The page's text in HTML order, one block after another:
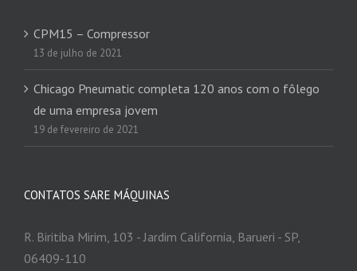
CPM15 – Compressor
13 de julho de 2021
Chicago Pneumatic completa 120 anos com o fôlego
de uma empresa jovem
19 de fevereiro de 2021
CONTATOS SARE MÁQUINAS
R. Biritiba Mirim, 103 - Jardim California, Barueri - SP,
06409-110